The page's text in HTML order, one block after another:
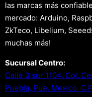
las marcas más
mercado: Arduino,
ZkTeco, Libelium,
muchas más!
Sucursal Centro:
Calle 3 sur 1104, Col.
Puebla, Pue. Mexico.